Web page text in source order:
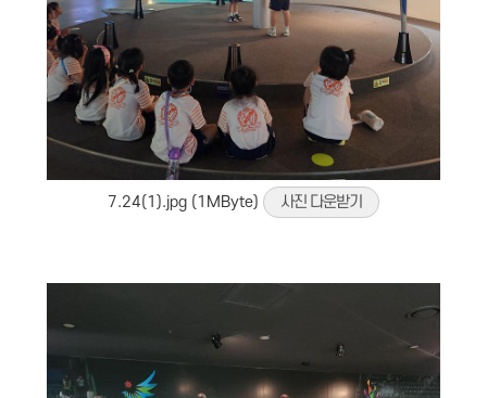
7.24(1).jpg (1MByte) 사진 다운받기